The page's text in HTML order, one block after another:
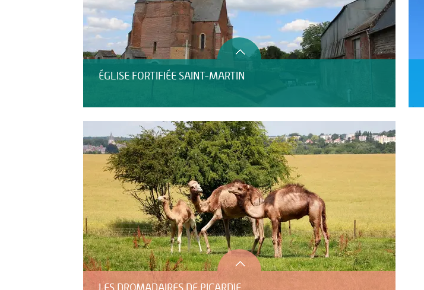
ÉGLISE FORTIFIÉE SAINT-MARTIN